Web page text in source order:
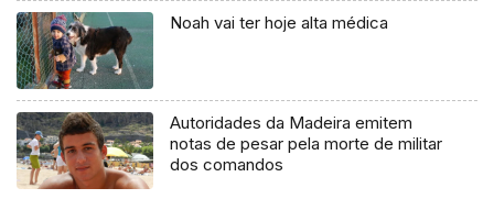
Noah vai ter hoje alta médica
Autoridades da Madeira emitem
notas de pesar pela morte de militar
dos comandos